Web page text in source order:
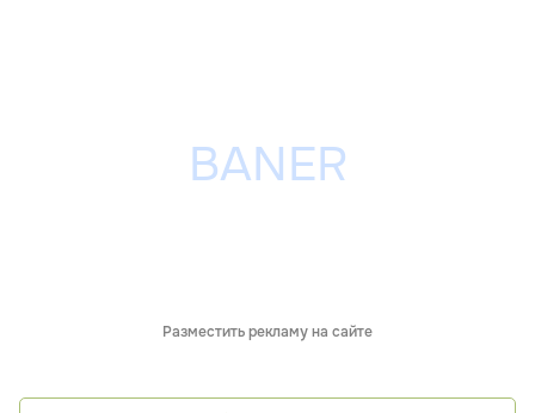
Разместить рекламу на сайте